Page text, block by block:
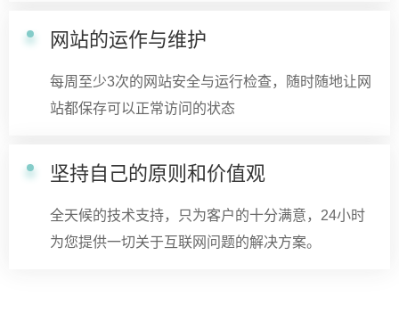
网站的运作与维护
每周至少3次的网站安全与运行检查，随时随地让网
站都保存可以正常访问的状态
坚持自己的原则和价值观
全天候的技术支持，只为客户的十分满意，24小时
为您提供一切关于互联网问题的解决方案。